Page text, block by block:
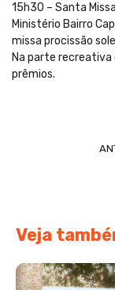
15h30 – Santa
Ministério Bairro
missa procissão
Na parte recreativa
prêmios.
Veja